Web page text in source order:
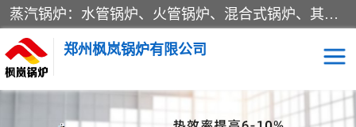
蒸汽锅炉：水管锅炉、火管锅炉、混合式锅炉、其他蒸汽锅炉； 热水锅炉：家用型集中供暖用热水锅炉、其他热水锅炉； 有机热载体锅炉； 船用蒸汽锅炉； （锅炉用辅助设备及装置）蒸汽冷凝器：表面冷凝器、混合式冷凝器、空冷式冷凝器、其他蒸汽冷凝器； 锅炉用辅助设备：节热器、蒸汽收集器、蓄能器、烟垢清除器、气体回收器、泥渣刮除器、空气预热器、其他锅炉用辅助设备；
郑州枫岚锅炉有限公司